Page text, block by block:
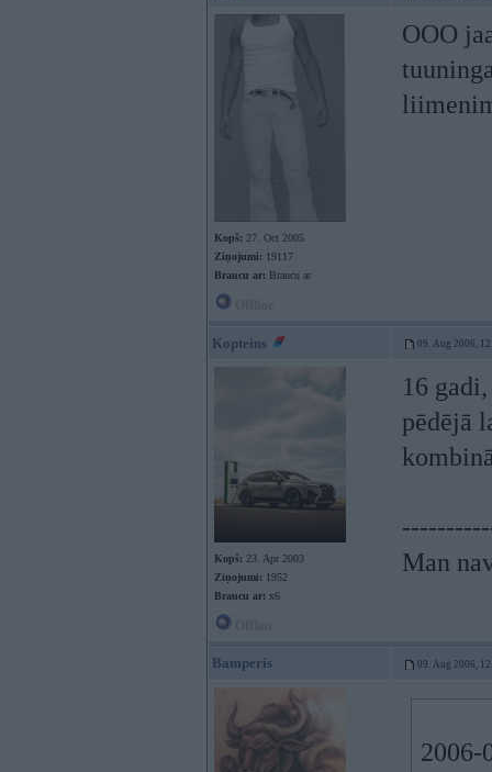
Kopš: 27. Oct 2005
Ziņojumi: 19117
Braucu ar: Braucu ar
OOO
Kopteins 09. Aug 2006,
Kopš: 23. Apr 2003
Ziņojumi: 1952
Braucu ar: x6
16
pēdējā
Man
Bamperis 09. Aug 2006,
2006-